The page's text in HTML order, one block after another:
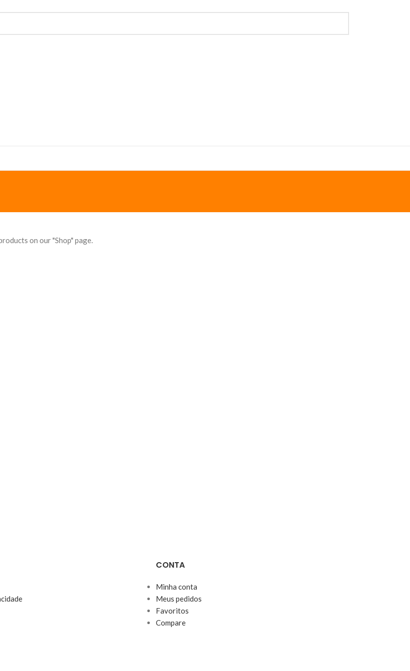
on our "Shop" page.
CONTA
Minha conta
Meus pedidos
Favoritos
Compare